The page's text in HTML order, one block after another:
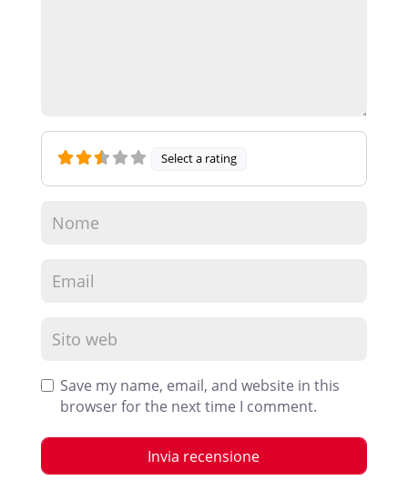
Select a rating
Save my name, email, and website in this
browser for the next time I comment.